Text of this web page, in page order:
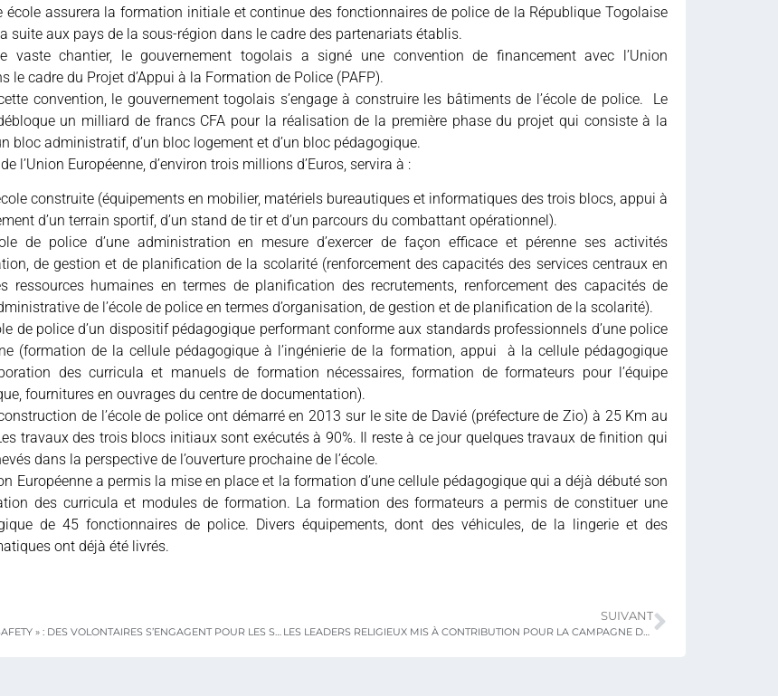
école assurera la formation initiale et continue des fonctionnaires de police de la République Togolaise
suite aux pays de la sous-région dans le cadre des partenariats établis.
vaste chantier, le gouvernement togolais a signé une convention de financement avec l’Union
le cadre du Projet d’Appui à la Formation de Police (PAFP).
convention, le gouvernement togolais s’engage à construire les bâtiments de l’école de police. Le
un milliard de francs CFA pour la réalisation de la première phase du projet qui consiste à la
bloc administratif, d’un bloc logement et d’un bloc pédagogique.
l’Union Européenne, d’environ trois millions d’Euros, servira à :
construite (équipements en mobilier, matériels bureautiques et informatiques des trois blocs, appui à
d’un terrain sportif, d’un stand de tir et d’un parcours du combattant opérationnel).
de police d’une administration en mesure d’exercer de façon efficace et pérenne ses activités
de gestion et de planification de la scolarité (renforcement des capacités des services centraux en
ressources humaines en termes de planification des recrutements, renforcement des capacités de
de l’école de police en termes d’organisation, de gestion et de planification de la scolarité).
de police d’un dispositif pédagogique performant conforme aux standards professionnels d’une police
(formation de la cellule pédagogique à l’ingénierie de la formation, appui à la cellule pédagogique
des curricula et manuels de formation nécessaires, formation de formateurs pour l’équipe
fournitures en ouvrages du centre de documentation).
de l’école de police ont démarré en 2013 sur le site de Davié (préfecture de Zio) à 25 Km au
travaux des trois blocs initiaux sont exécutés à 90%. Il reste à ce jour quelques travaux de finition qui
dans la perspective de l’ouverture prochaine de l’école.
Européenne a permis la mise en place et la formation d’une cellule pédagogique qui a déjà débuté son
des curricula et modules de formation. La formation des formateurs a permis de constituer une
de 45 fonctionnaires de police. Divers équipements, dont des véhicules, de la lingerie et des
ont déjà été livrés.
PROGRAMME « SAFETY » : DES VOLONTAIRES S’ENGAGENT POUR LES SECOURS ET ÉVACUATIONS SANITAIRES EN MILIEU RURAL
SUIVANT
LES LEADERS RELIGIEUX MIS À CONTRIBUTION POUR LA CAMPAGNE DE SENSIBILISATION SUR LA SÉCURITÉ ROUTIÈRE